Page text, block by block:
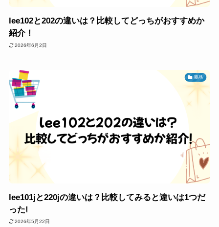
lee102と202の違いは？比較してどっちがおすすめか
紹介！
2026年6月2日
商品
lee101jと220jの違いは？比較してみると違いは1つだ
った!
2026年5月22日